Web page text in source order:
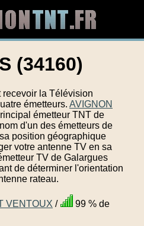
(34160)
recevoir la Télévision
émetteurs. AVIGNON
émetteur TNT de
d'un des émetteurs de
position géographique
votre antenne TV en sa
TV de Galargues
de déterminer l'orientation
rateau.
VENTOUX /
99 % de